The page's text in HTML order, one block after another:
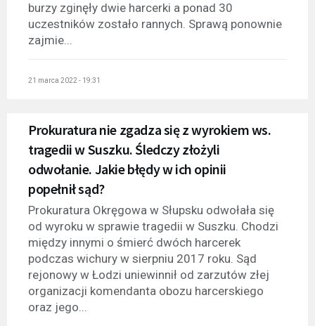
burzy zginęły dwie harcerki a ponad 30
uczestników zostało rannych. Sprawą ponownie
zajmie...
21 marca 2022 - 19:31
Prokuratura nie zgadza się z wyrokiem ws.
tragedii w Suszku. Śledczy złożyli
odwołanie. Jakie błędy w ich opinii
popełnił sąd?
Prokuratura Okręgowa w Słupsku odwołała się
od wyroku w sprawie tragedii w Suszku. Chodzi
między innymi o śmierć dwóch harcerek
podczas wichury w sierpniu 2017 roku. Sąd
rejonowy w Łodzi uniewinnił od zarzutów złej
organizacji komendanta obozu harcerskiego
oraz jego...